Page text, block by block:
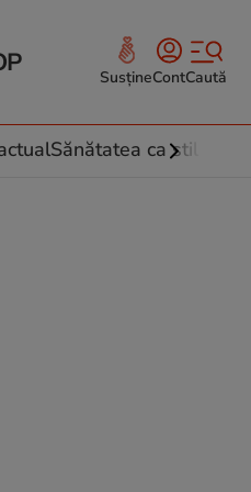
SusțineContCaută
Sănătatea ca stil de